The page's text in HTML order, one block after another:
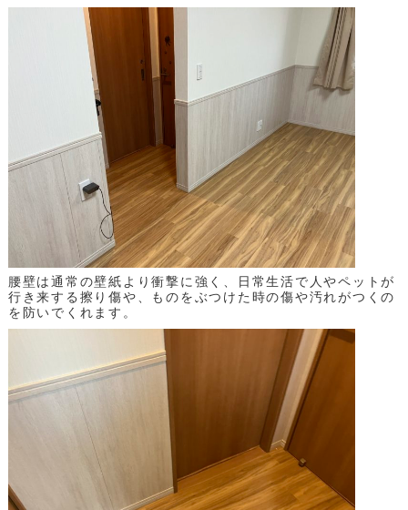
腰壁は通常の壁紙より衝撃に強く、日常生活で人やペットが
行き来する擦り傷や、ものをぶつけた時の傷や汚れがつくの
を防いでくれます。